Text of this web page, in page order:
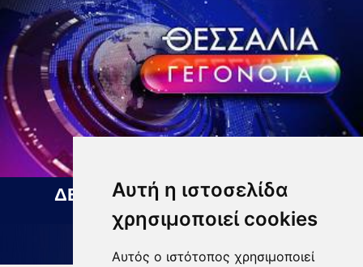
Αυτή η ιστοσελίδα
χρησιμοποιεί cookies
Αυτός ο ιστότοπος χρησιμοποιεί
ΔΕΛΤΙΟ ΕΙΔΗΣΕΩΝ 07 08 2026